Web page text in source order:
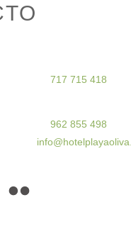
717 715 418
962 855 498